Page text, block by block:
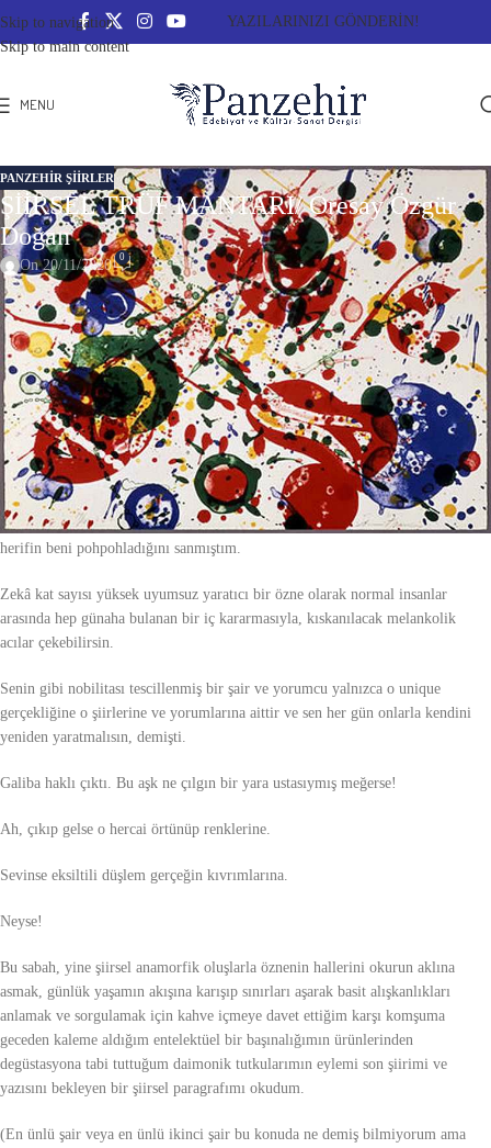
Skip to navigation
Skip to main content
YAZILARINIZI GÖNDERİN!
MENU
PANZEHIR ŞIIRLER
ŞİİRSEL TRÜF MANTARI/ Oresay Özgür
Doğan
On 20/11/2020 0
ŞİİRSEL TRÜF MANTARI
“ Affet beni, Magdalena, hep böyle olduğum için affet beni!”
R.M.Rilke
Rakiplerimden bir şair arkadaşım söylemişti de inanmamıştım. Kifayetsiz
herifin beni pohpohladığını sanmıştım.
Zekâ kat sayısı yüksek uyumsuz yaratıcı bir özne olarak normal insanlar
arasında hep günaha bulanan bir iç kararmasıyla, kıskanılacak melankolik
acılar çekebilirsin.
Senin gibi nobilitası tescillenmiş bir şair ve yorumcu yalnızca o unique
gerçekliğine o şiirlerine ve yorumlarına aittir ve sen her gün onlarla kendini
yeniden yaratmalısın, demişti.
Galiba haklı çıktı. Bu aşk ne çılgın bir yara ustasıymış meğerse!
Ah, çıkıp gelse o hercai örtünüp renklerine.
Sevinse eksiltili düşlem gerçeğin kıvrımlarına.
Neyse!
Bu sabah, yine şiirsel anamorfik oluşlarla öznenin hallerini okurun aklına
asmak, günlük yaşamın akışına karışıp sınırları aşarak basit alışkanlıkları
anlamak ve sorgulamak için kahve içmeye davet ettiğim karşı komşuma
geceden kaleme aldığım entelektüel bir başınalığımın ürünlerinden
degüstasyona tabi tuttuğum daimonik tutkularımın eylemi son şiirimi ve
yazısını bekleyen bir şiirsel paragrafımı okudum.
(En ünlü şair veya en ünlü ikinci şair bu konuda ne demiş bilmiyorum ama